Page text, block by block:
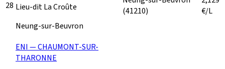
28 Lieu-dit La Croûte
Neung-sur-Beuvron
(41210)
€/L
ENI — CHAUMONT-SUR-
THARONNE